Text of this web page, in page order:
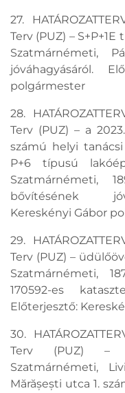
27.
Terv (PUZ) –
Szatmárnémeti,
jóváhagyásáról.
polgármester
28.
Terv (PUZ) – a
számú helyi
P+6 típusú
Szatmárnémeti,
bővítésének
Kereskényi Gábor
29.
Terv (PUZ) –
Szatmárnémeti,
170592-es
Előterjesztő:
30.
Terv (PUZ) –
Szatmárnémeti,
Mărășești utca 1.